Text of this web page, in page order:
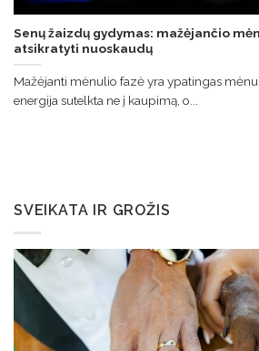
Senų žaizdų gydymas: mažėjančio
atsikratyti nuoskaudų
Mažėjanti mėnulio fazė yra ypatingas
energija sutelkta ne į kaupimą, o...
SVEIKATA IR GROŽIS